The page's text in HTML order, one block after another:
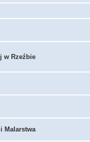
w Rzeźbie
Malarstwa